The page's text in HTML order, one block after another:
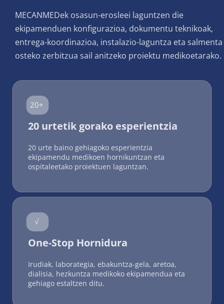
MECANMEDek osasun-erosleei laguntzen die
ekipamenduen konfigurazioa, dokumentu teknikoak,
entrega-koordinazioa, instalazio-laguntza eta salmenta
osteko zerbitzua sail anitzeko proiektu medikoetarako.
20+
20 urtetik gorako esperientzia
20 urte baino gehiagoko esperientzia
ekipamendu medikoen hornikuntzan eta
ospitaleetako proiektuen laguntzan.
√
One-Stop Hornidura
Irudiak, laborategia, ebakuntza-gela, aretoa,
dialisia, hezkuntza medikoko ekipamendua eta
gehiago estaltzen ditu.